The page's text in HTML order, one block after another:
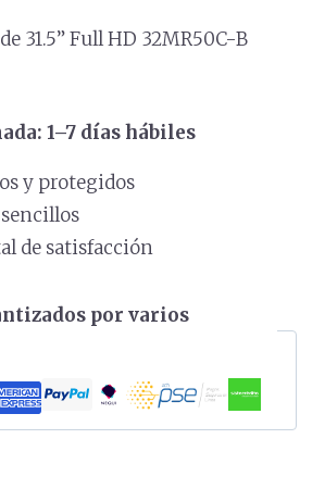
31.5” Full HD 32MR50C-B
1–7 días hábiles
y protegidos
de satisfacción
por varios